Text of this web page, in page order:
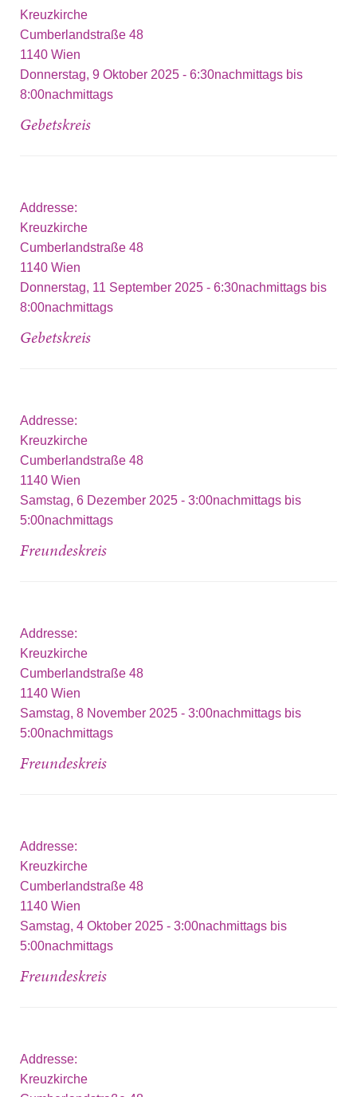
Kreuzkirche
Cumberlandstraße 48
1140 Wien
Donnerstag, 9 Oktober 2025 - 6:30nachmittags bis
8:00nachmittags
Gebetskreis
Addresse:
Kreuzkirche
Cumberlandstraße 48
1140 Wien
Donnerstag, 11 September 2025 - 6:30nachmittags bis
8:00nachmittags
Gebetskreis
Addresse:
Kreuzkirche
Cumberlandstraße 48
1140 Wien
Samstag, 6 Dezember 2025 - 3:00nachmittags bis
5:00nachmittags
Freundeskreis
Addresse:
Kreuzkirche
Cumberlandstraße 48
1140 Wien
Samstag, 8 November 2025 - 3:00nachmittags bis
5:00nachmittags
Freundeskreis
Addresse:
Kreuzkirche
Cumberlandstraße 48
1140 Wien
Samstag, 4 Oktober 2025 - 3:00nachmittags bis
5:00nachmittags
Freundeskreis
Addresse:
Kreuzkirche